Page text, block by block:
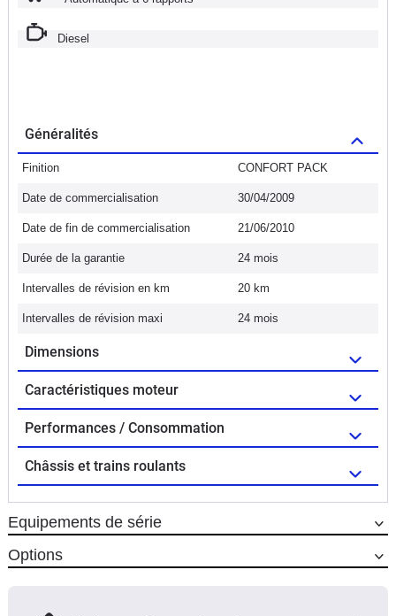
Diesel
Généralités
Finition CONFORT PACK
Date de commercialisation 30/04/2009
Date de fin de commercialisation 21/06/2010
Durée de la garantie 24 mois
Intervalles de révision en km 20 km
Intervalles de révision maxi 24 mois
Dimensions
Caractéristiques moteur
Performances / Consommation
Châssis et trains roulants
Equipements de série
Options